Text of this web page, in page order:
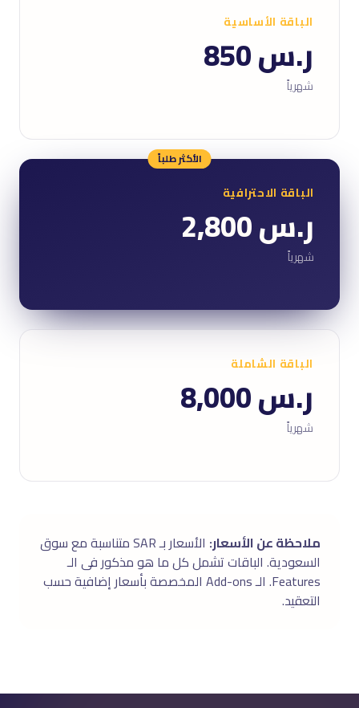
الباقة الأساسية
ر.س 850
شهرياً
الأكثر طلباً
الباقة الاحترافية
ر.س 2,800
شهرياً
الباقة الشاملة
ر.س 8,000
شهرياً
ملاحظة عن الأسعار:
الأسعار بـ SAR متناسبة مع سوق
السعودية. الباقات تشمل كل ما هو مذكور فى الـ
Features. الـ Add-ons المخصصة بأسعار إضافية حسب
التعقيد.